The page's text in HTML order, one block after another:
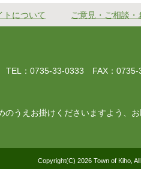
トについて ご意見・ご相談
：0735-33-0333 FAX：0735-
うえお掛けくださいますよう、お
Copyright(C) 2026 Town of Kiho,